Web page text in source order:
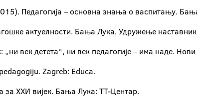
Педагогија – основна знања о васпитању.
актуелности. Бања Лука, Удружење
век детета“, ни век педагогије – има наде.
Zagreb: Educa.
за XXИ вијек. Бања Лука: ТТ-Центар.